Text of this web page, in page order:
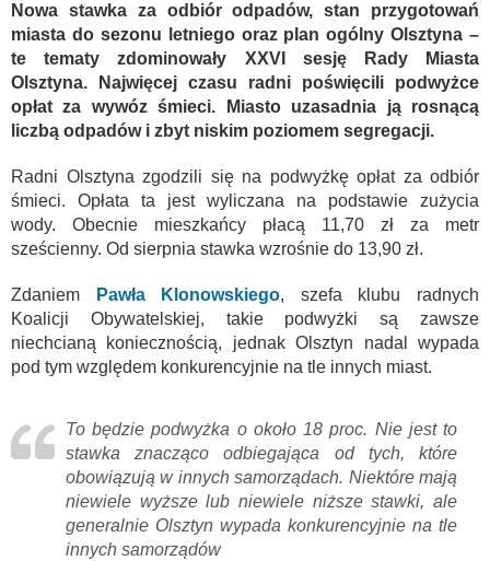
Nowa stawka za odbiór odpadów, stan przygotowań
miasta do sezonu letniego oraz plan ogólny Olsztyna –
te tematy zdominowały XXVI sesję Rady Miasta
Olsztyna. Najwięcej czasu radni poświęcili podwyżce
opłat za wywóz śmieci. Miasto uzasadnia ją rosnącą
liczbą odpadów i zbyt niskim poziomem segregacji.
Radni Olsztyna zgodzili się na podwyżkę opłat za odbiór
śmieci. Opłata ta jest wyliczana na podstawie zużycia
wody. Obecnie mieszkańcy płacą 11,70 zł za metr
sześcienny. Od sierpnia stawka wzrośnie do 13,90 zł.
Zdaniem Pawła Klonowskiego, szefa klubu radnych
Koalicji Obywatelskiej, takie podwyżki są zawsze
niechcianą koniecznością, jednak Olsztyn nadal wypada
pod tym względem konkurencyjnie na tle innych miast.
To będzie podwyżka o około 18 proc. Nie jest to
stawka znacząco odbiegająca od tych, które
obowiązują w innych samorządach. Niektóre mają
niewiele wyższe lub niewiele niższe stawki, ale
generalnie Olsztyn wypada konkurencyjnie na tle
innych samorządów